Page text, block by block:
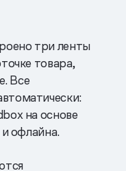
три ленты
товара,
Все
на основе
офлайна.